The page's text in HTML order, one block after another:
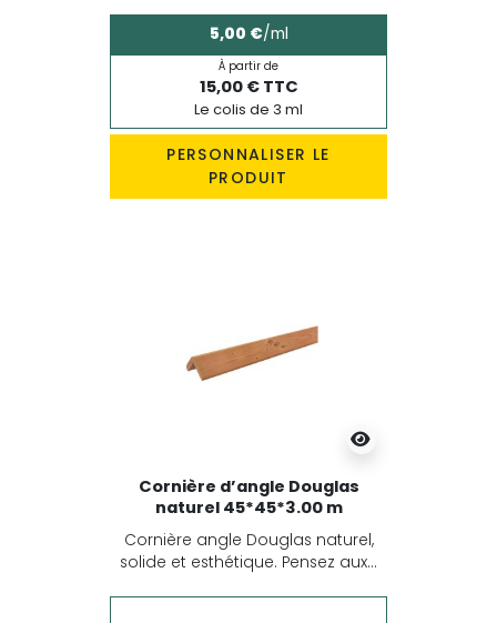
5,00 €/ml
À partir de
15,00 € TTC
Le colis de 3 ml
PERSONNALISER LE
PRODUIT
Cornière d’angle Douglas
naturel 45*45*3.00 m
Cornière angle Douglas naturel,
solide et esthétique. Pensez aux...